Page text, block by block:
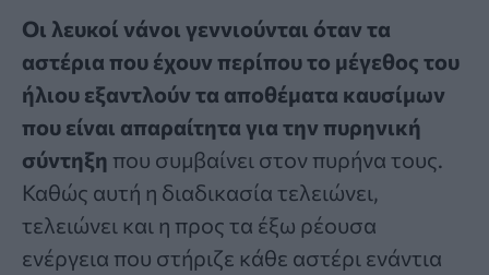
Οι λευκοί νάνοι γεννιούνται όταν τα
αστέρια που έχουν περίπου το μέγεθος του
ήλιου εξαντλούν τα αποθέματα καυσίμων
που είναι απαραίτητα για την πυρηνική
σύντηξη που συμβαίνει στον πυρήνα τους.
Καθώς αυτή η διαδικασία τελειώνει,
τελειώνει και η προς τα έξω ρέουσα
ενέργεια που στήριζε κάθε αστέρι ενάντια